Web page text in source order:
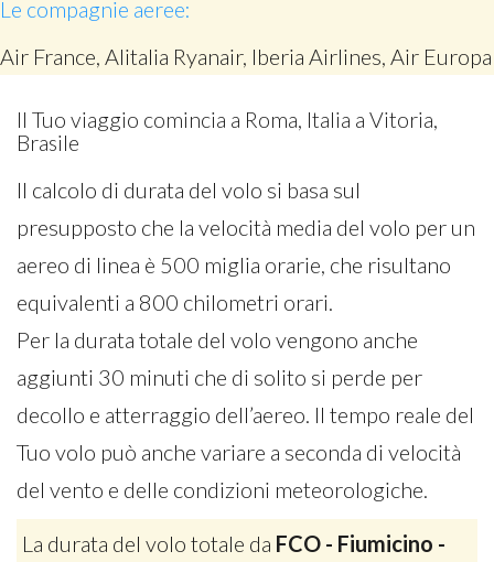
Le compagnie aeree:
Air France, Alitalia Ryanair, Iberia Airlines, Air Europa
Il Tuo viaggio comincia a Roma, Italia a Vitoria,
Brasile
Il calcolo di durata del volo si basa sul
presupposto che la velocità media del volo per un
aereo di linea è 500 miglia orarie, che risultano
equivalenti a 800 chilometri orari.
Per la durata totale del volo vengono anche
aggiunti 30 minuti che di solito si perde per
decollo e atterraggio dell’aereo. Il tempo reale del
Tuo volo può anche variare a seconda di velocità
del vento e delle condizioni meteorologiche.
La durata del volo totale da FCO - Fiumicino -